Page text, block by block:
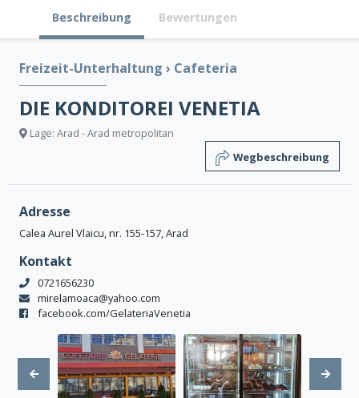
Beschreibung Bewertungen
Freizeit-Unterhaltung › Cafeteria
DIE KONDITOREI VENETIA
Lage: Arad - Arad metropolitan
Wegbeschreibung
Adresse
Calea Aurel Vlaicu, nr. 155-157, Arad
Kontakt
0721656230
mirelamoaca@yahoo.com
facebook.com/GelateriaVenetia